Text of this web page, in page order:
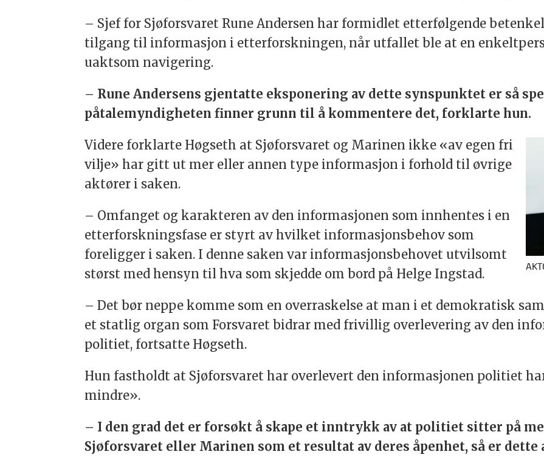
– Sjef for Sjøforsvaret Rune Andersen har formidlet etterfølgende
tilgang til informasjon i etterforskningen, når utfallet ble at en
uaktsom navigering.
– Rune Andersens gjentatte eksponering av dette synspunktet er så
påtalemyndigheten finner grunn til å kommentere det, forklarte hun.
Videre forklarte Høgseth at Sjøforsvaret og Marinen ikke «av egen fri
vilje» har gitt ut mer eller annen type informasjon i forhold til øvrige
aktører i saken.
– Omfanget og karakteren av den informasjonen som innhentes i en
etterforskningsfase er styrt av hvilket informasjonsbehov som
foreligger i saken. I denne saken var informasjonsbehovet utvilsomt
størst med hensyn til hva som skjedde om bord på Helge Ingstad.
– Det bør neppe komme som en overraskelse at man i et demokratisk
et statlig organ som Forsvaret bidrar med frivillig overlevering av den
politiet, fortsatte Høgseth.
Hun fastholdt at Sjøforsvaret har overlevert den informasjonen politiet
mindre».
– I den grad det er forsøkt å skape et inntrykk av at politiet sitter på
Sjøforsvaret eller Marinen som et resultat av deres åpenhet, så er